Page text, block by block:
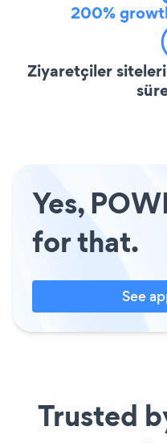
200%
Ziyaretçiler
Yes,
for that.
See
Trusted